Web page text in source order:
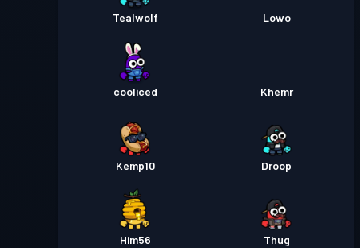
Tealwolf Lowo
cooliced Khemr
Kemp10 Droop
Him56 Thug